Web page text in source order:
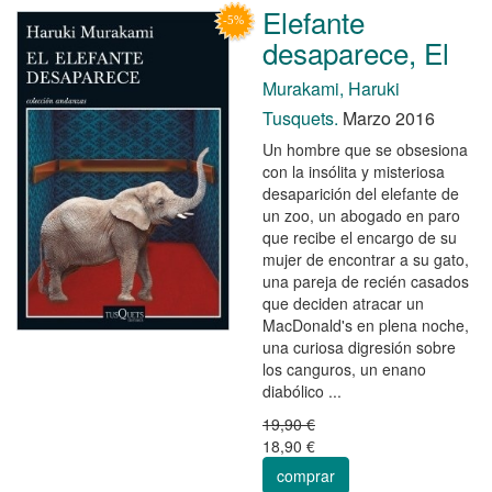
Elefante
desaparece, El
Murakami, Haruki
Tusquets. Marzo 2016
Un hombre que se obsesiona
con la insólita y misteriosa
desaparición del elefante de
un zoo, un abogado en paro
que recibe el encargo de su
mujer de encontrar a su gato,
una pareja de recién casados
que deciden atracar un
MacDonald's en plena noche,
una curiosa digresión sobre
los canguros, un enano
diabólico ...
19,90 €
18,90 €
comprar